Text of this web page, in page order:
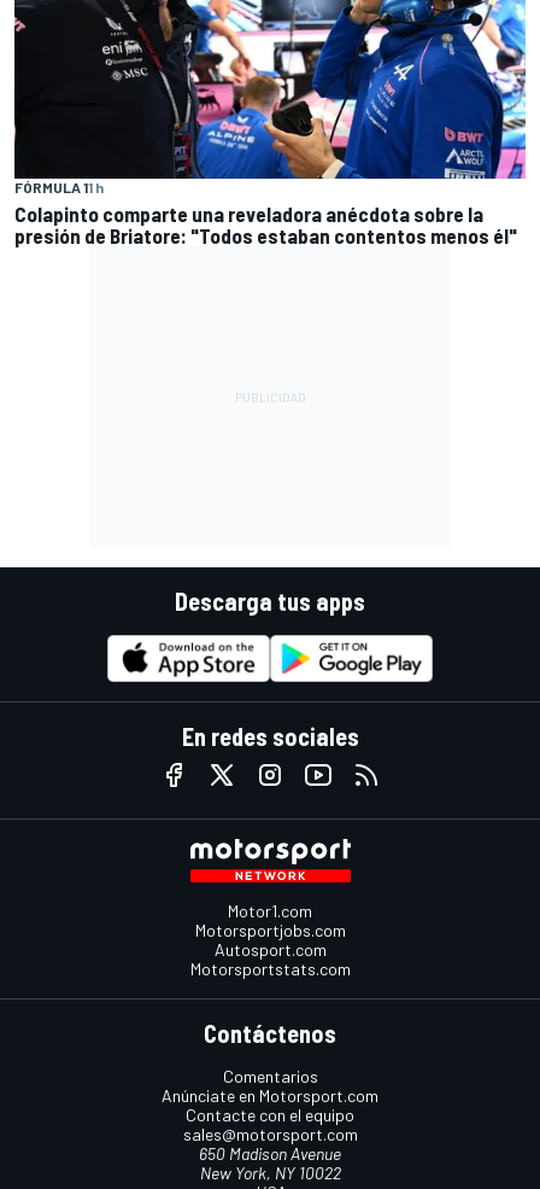
FÓRMULA 11 h
Colapinto comparte una reveladora anécdota sobre la
presión de Briatore: "Todos estaban contentos menos él"
Descarga tus apps
En redes sociales
Motor1.com
Motorsportjobs.com
Autosport.com
Motorsportstats.com
Contáctenos
Comentarios
Anúnciate en Motorsport.com
Contacte con el equipo
sales@motorsport.com
650 Madison Avenue
New York, NY 10022